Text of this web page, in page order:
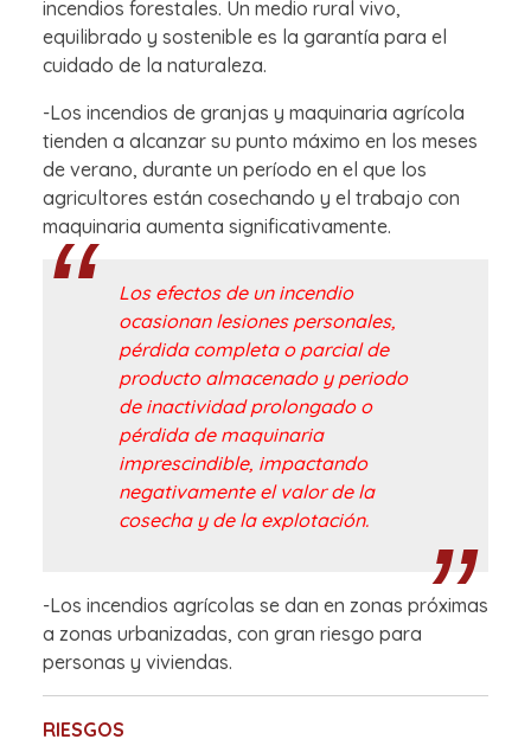
incendios forestales. Un medio rural vivo,
equilibrado y sostenible es la garantía para el
cuidado de la naturaleza.
-Los incendios de granjas y maquinaria agrícola
tienden a alcanzar su punto máximo en los meses
de verano, durante un período en el que los
agricultores están cosechando y el trabajo con
maquinaria aumenta significativamente.
Los efectos de un incendio
ocasionan lesiones personales,
pérdida completa o parcial de
producto almacenado y periodo
de inactividad prolongado o
pérdida de maquinaria
imprescindible, impactando
negativamente el valor de la
cosecha y de la explotación.
-Los incendios agrícolas se dan en zonas próximas
a zonas urbanizadas, con gran riesgo para
personas y viviendas.
RIESGOS